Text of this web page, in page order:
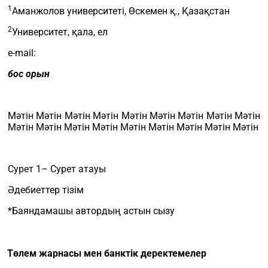
1 Аманжолов университеті, Өскемен қ., Қазақстан
2Университет, қала, ел
e-mail:
бос орын
Мәтін Мәтін Мәтін Мәтін Мәтін Мәтін Мәтін Мәтін Мәтін
Мәтін Мәтін Мәтін Мәтін Мәтін Мәтін Мәтін Мәтін Мәтін
Сурет 1– Сурет атауы
Әдебиеттер тізім
*Баяндамашы автордың астын сызу
Төлем жарнасы мен банктік деректемелер